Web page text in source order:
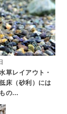
草レイアウト・
床（砂利）には
の…